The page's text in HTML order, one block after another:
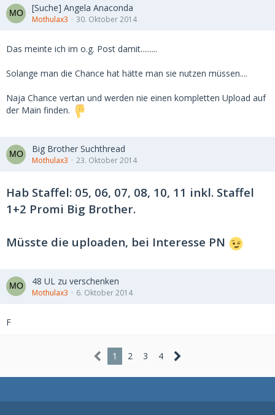
[Suche] Angela Anaconda
Mothulax3 30. Oktober 2014
Das meinte ich im o.g. Post damit.........
Solange man die Chance hat hätte man sie nutzen müssen....
Naja Chance vertan und werden nie einen kompletten Upload auf
der Main finden.
Big Brother Suchthread
Mothulax3 23. Oktober 2014
Hab Staffel: 05, 06, 07, 08, 10, 11 inkl. Staffel
1+2 Promi Big Brother.
Müsste die uploaden, bei Interesse PN
48 UL zu verschenken
Mothulax3 6. Oktober 2014
F
1 2 3 4